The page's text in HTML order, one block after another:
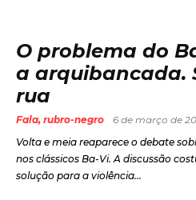
O problema do
a arquibancada.
rua
Fala, rubro-negro
6 de março de
Volta e meia reaparece o debate
nos clássicos Ba-Vi. A discussão
solução para a violência...